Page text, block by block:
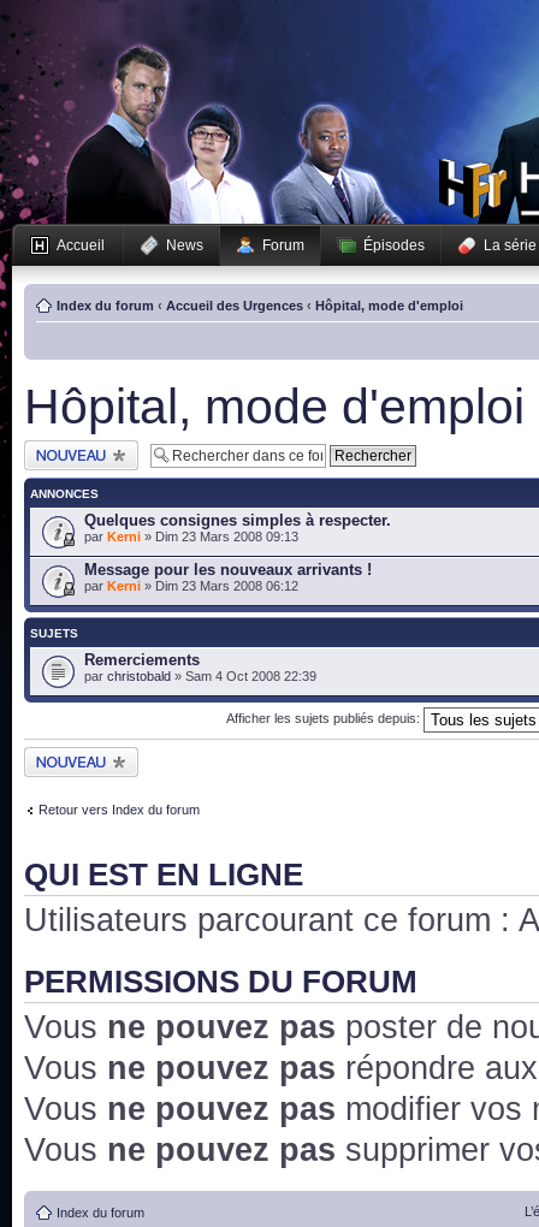
Accueil News Forum Épisodes La série
Index du forum ‹ Accueil des Urgences ‹ Hôpital, mode d'emploi
Hôpital, mode d'emploi
Publier un nouveau
sujet
ANNONCES
Quelques consignes simples à respecter.
par Kerni » Dim 23 Mars 2008 09:13
Message pour les nouveaux arrivants !
par Kerni » Dim 23 Mars 2008 06:12
SUJETS
Remerciements
par christobald » Sam 4 Oct 2008 22:39
Afficher les sujets publiés depuis:
Publier un nouveau
sujet
Retour vers Index du forum
QUI EST EN LIGNE
Utilisateurs parcourant ce forum :
PERMISSIONS DU FORUM
Vous ne pouvez pas poster de
Vous ne pouvez pas répondre
Vous ne pouvez pas modifier vos
Vous ne pouvez pas supprimer
Index du forum